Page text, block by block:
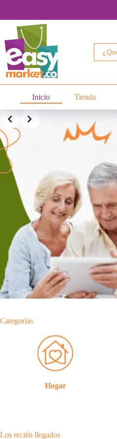
contenido
Buscar:
Inicio Tienda
Categorías
Hogar
Los recién llegados